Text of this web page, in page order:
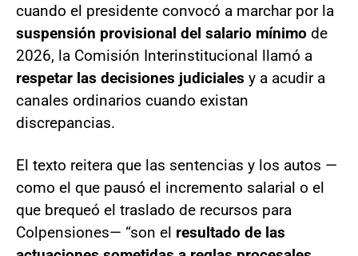
cuando el presidente convocó a marchar por la
suspensión provisional del salario mínimo de
2026, la Comisión Interinstitucional llamó a
respetar las decisiones judiciales y a acudir a
canales ordinarios cuando existan
discrepancias.
El texto reitera que las sentencias y los autos —
como el que pausó el incremento salarial o el
que brequeó el traslado de recursos para
Colpensiones— “son el resultado de las